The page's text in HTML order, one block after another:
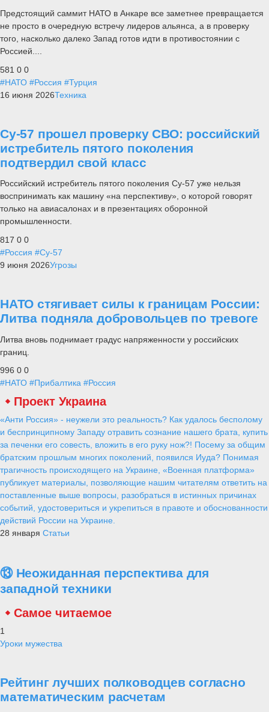
Предстоящий саммит НАТО в Анкаре все заметнее превращается
не просто в очередную встречу лидеров альянса, а в проверку
того, насколько далеко Запад готов идти в противостоянии с
Россией....
581 0 0
#НАТО #Россия #Турция
16 июня 2026Техника
Су-57 прошел проверку СВО: российский
истребитель пятого поколения
подтвердил свой класс
Российский истребитель пятого поколения Су-57 уже нельзя
воспринимать как машину «на перспективу», о которой говорят
только на авиасалонах и в презентациях оборонной
промышленности.
817 0 0
#Россия #Су-57
9 июня 2026Угрозы
НАТО стягивает силы к границам России:
Литва подняла добровольцев по тревоге
Литва вновь поднимает градус напряженности у российских
границ.
996 0 0
#НАТО #Прибалтика #Россия
Проект Украина
«Анти Россия» - неужели это реальность? Как удалось бесполому
и беспринципному Западу отравить сознание нашего брата, купить
за печенки его совесть, вложить в его руку нож?! Посему за общим
братским прошлым многих поколений, появился Иуда? Понимая
трагичность происходящего на Украине, «Военная платформа»
публикует материалы, позволяющие нашим читателям ответить на
поставленные выше вопросы, разобраться в истинных причинах
событий, удостовериться и укрепиться в правоте и обоснованности
действий России на Украине.
28 января Статьи
⑬ Неожиданная перспектива для
западной техники
Самое читаемое
1
Уроки мужества
Рейтинг лучших полководцев согласно
математическим расчетам